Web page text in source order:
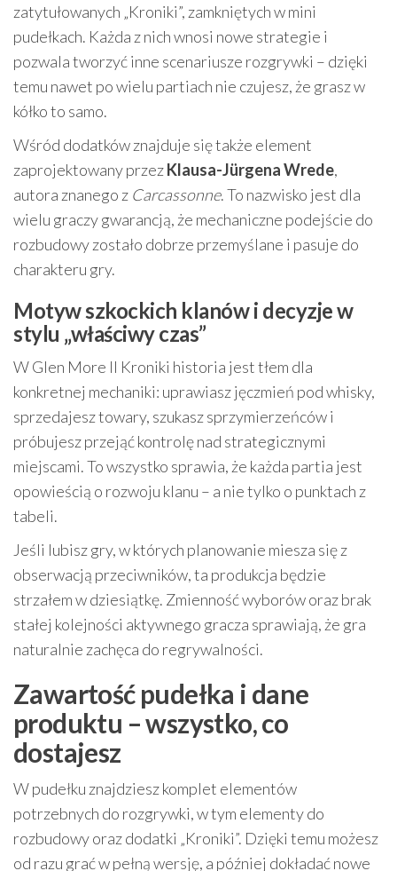
zatytułowanych „Kroniki”, zamkniętych w mini
pudełkach. Każda z nich wnosi nowe strategie i
pozwala tworzyć inne scenariusze rozgrywki – dzięki
temu nawet po wielu partiach nie czujesz, że grasz w
kółko to samo.
Wśród dodatków znajduje się także element
zaprojektowany przezKlausa-Jürgena Wrede,
autora znanego z Carcassonne. To nazwisko jest dla
wielu graczy gwarancją, że mechaniczne podejście do
rozbudowy zostało dobrze przemyślane i pasuje do
charakteru gry.
Motyw szkockich klanów i decyzje w
stylu „właściwy czas”
W Glen More II Kroniki historia jest tłem dla
konkretnej mechaniki: uprawiasz jęczmień pod whisky,
sprzedajesz towary, szukasz sprzymierzeńców i
próbujesz przejąć kontrolę nad strategicznymi
miejscami. To wszystko sprawia, że każda partia jest
opowieścią o rozwoju klanu – a nie tylko o punktach z
tabeli.
Jeśli lubisz gry, w których planowanie miesza się z
obserwacją przeciwników, ta produkcja będzie
strzałem w dziesiątkę. Zmienność wyborów oraz brak
stałej kolejności aktywnego gracza sprawiają, że gra
naturalnie zachęca do regrywalności.
Zawartość pudełka i dane
produktu – wszystko, co
dostajesz
W pudełku znajdziesz komplet elementów
potrzebnych do rozgrywki, w tym elementy do
rozbudowy oraz dodatki „Kroniki”. Dzięki temu możesz
od razu grać w pełną wersję, a później dokładać nowe